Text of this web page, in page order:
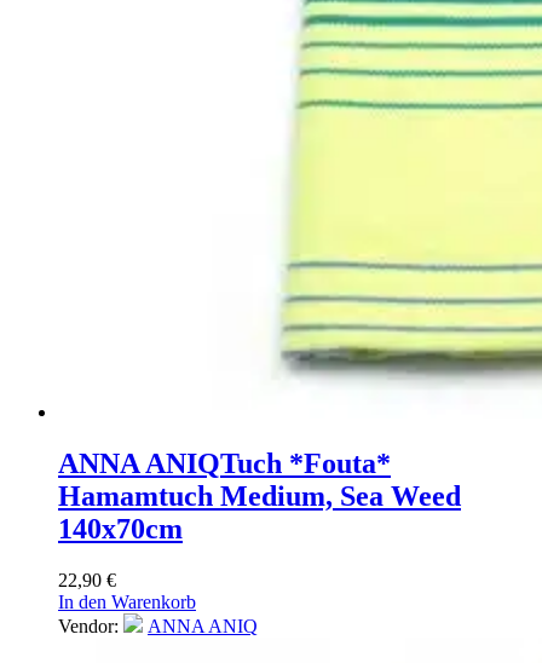
ANNA ANIQTuch *Fouta*
Hamamtuch Medium, Sea Weed
140x70cm
22,90 €
In den Warenkorb
Vendor:
ANNA ANIQ